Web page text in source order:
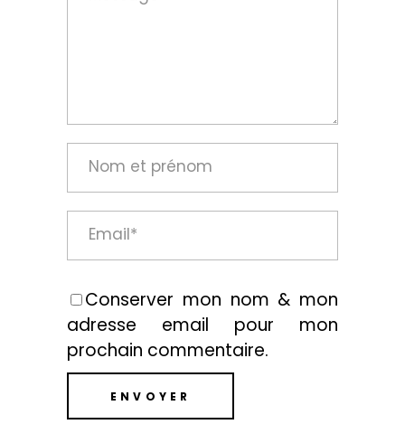
Conserver mon nom & mon
adresse email pour mon
prochain commentaire.